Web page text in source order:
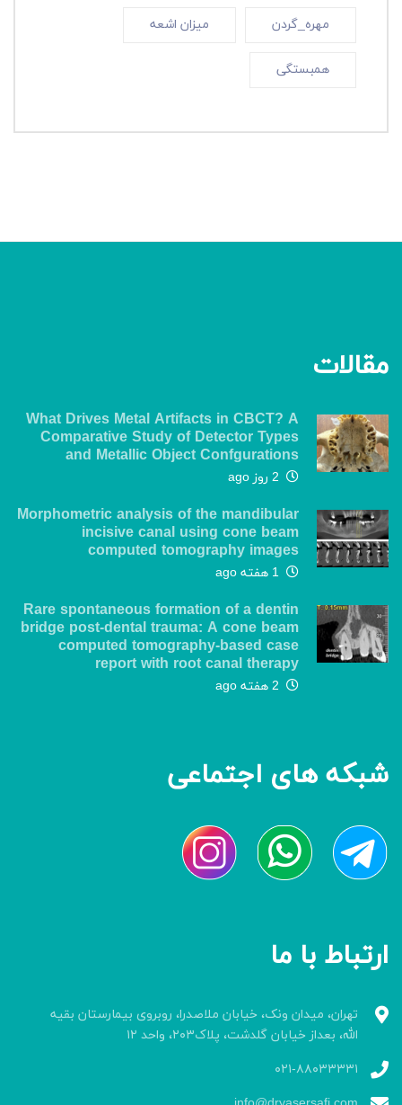
مهره_گردن میزان اشعه
همبستگی
مقالات
What Drives Metal Artifacts in CBCT? A
Comparative Study of Detector Types
and Metallic Object Confgurations
2 روز ago
Morphometric analysis of the mandibular
incisive canal using cone beam
computed tomography images
1 هفته ago
Rare spontaneous formation of a dentin
bridge post-dental trauma: A cone beam
computed tomography-based case
report with root canal therapy
2 هفته ago
شبکه های اجتماعی
ارتباط با ما
تهران، میدان ونک، خیابان ملاصدرا، روبروی بیمارستان بقیه
الله، بعداز خیابان گلدشت، پلاک۲۰۳، واحد ۱۲
۰۲۱-۸۸۰۳۳۳۳۱